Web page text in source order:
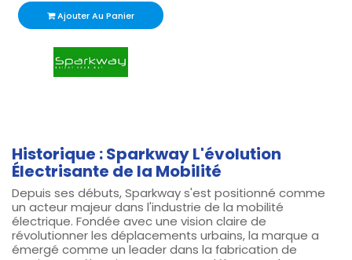
Ajouter Au Panier
Historique : Sparkway L'évolution
Électrisante de la Mobilité
Depuis ses débuts, Sparkway s'est positionné comme
un acteur majeur dans l'industrie de la mobilité
électrique. Fondée avec une vision claire de
révolutionner les déplacements urbains, la marque a
émergé comme un leader dans la fabrication de